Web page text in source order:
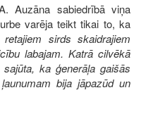
Auzāna sabiedrībā viņa
varēja teikt tikai to, ka
sirds skaidrajiem
labajam. Katrā cilvēkā
ka ģenerāļa gaišās
bija jāpazūd un